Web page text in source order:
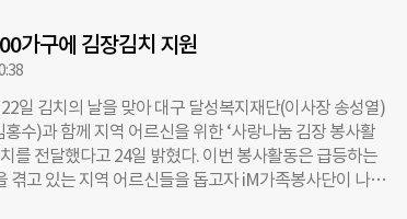
있는 탄소중립 생활습관을 익혔다. ‘ESG 탄소중립 퀴
배우고, ‘탄소중립 실천 약속나무’활동으로 실천을 다짐
기’, ‘딱지치기’, ‘제기차기’ 등 전통놀이 체험을 통해 ‘전
우 iM금융그룹 회장은 “탄소중립은 생활 속 작은 실천에
의 소중함을 배우고 실천하는 계기가 되길 바란다”라
참여할 수 있는 ESG 활동을 통해 지속가능한 지역사회
지훈 더나은미래 기자
가구에 김장김치 지원
일 김치의 날을 맞아 대구 달성복지재단(이사장 송성열)
수)과 함께 지역 어르신을 위한 ‘사랑나눔 김장 봉사활
를 전달했다고 24일 밝혔다. 이번 봉사활동은 급등하는
겪고 있는 지역 어르신들을 돕고자 iM가족봉사단이 나섰